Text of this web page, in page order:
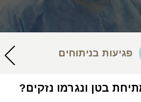
פגיעות בניתוחים
בטן ונגרמו נזקים?